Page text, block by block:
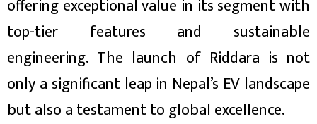
offering exceptional value in its segment with
top-tier features and sustainable
engineering. The launch of Riddara is not
only a significant leap in Nepal’s EV landscape
but also a testament to global excellence.